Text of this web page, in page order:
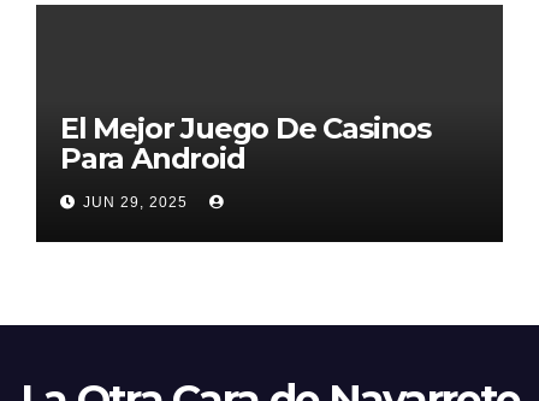
El Mejor Juego De Casinos
Para Android
JUN 29, 2025